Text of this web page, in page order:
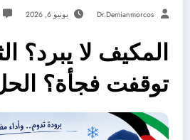
Dr.demianmorcos يونيو 6, 2026
المكيف لا يبرد؟
توقفت فجأة؟